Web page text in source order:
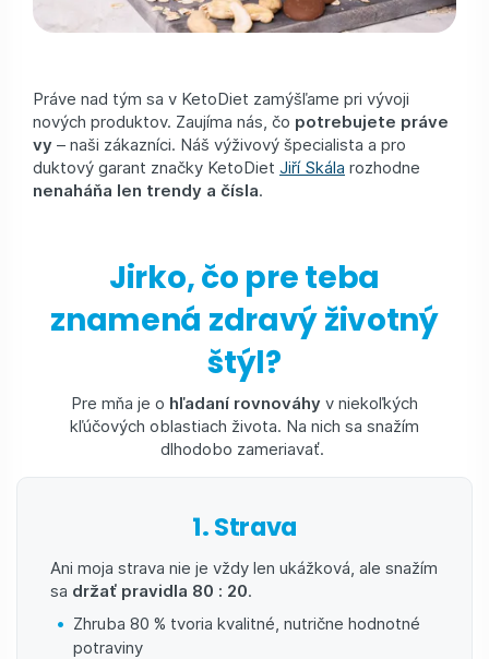
Práve nad tým sa v KetoDiet zamýšľame pri vývoji
nových produktov. Zaujíma nás, čo potrebujete práve
vy – naši zákazníci. Náš výživový špecialista a pro
duktový garant značky KetoDiet Jiří Skála rozhodne
nenaháňa len trendy a čísla.
Jirko, čo pre teba
znamená zdravý životný
štýl?
Pre mňa je o hľadaní rovnováhy v niekoľkých
kľúčových oblastiach života. Na nich sa snažím
dlhodobo zameriavať.
1. Strava
Ani moja strava nie je vždy len ukážková, ale snažím
sa držať pravidla 80 : 20.
Zhruba 80 % tvoria kvalitné, nutrične hodnotné
potraviny